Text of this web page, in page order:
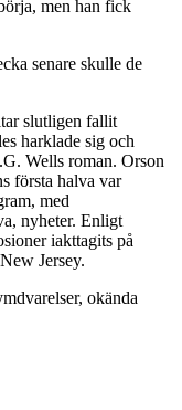
men han fick
senare skulle de
slutligen fallit
harklade sig och
Wells roman. Orson
första halva var
med
nyheter. Enligt
iakttagits på
Jersey.
okända